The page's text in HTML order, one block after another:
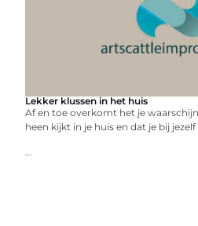
Lekker klussen in het huis
Af en toe overkomt het je
heen kijkt in je huis en dat je bij jezelf
...